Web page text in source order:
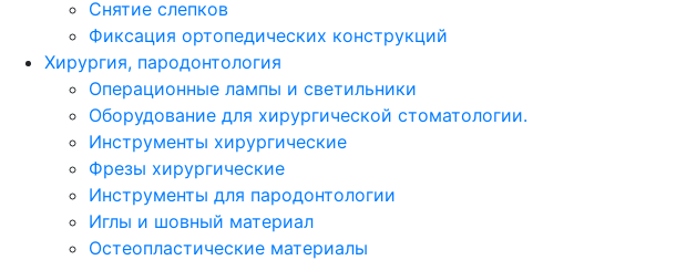
Снятие слепков
Фиксация ортопедических конструкций
Хирургия, пародонтология
Операционные лампы и светильники
Оборудование для хирургической стоматологии.
Инструменты хирургические
Фрезы хирургические
Инструменты для пародонтологии
Иглы и шовный материал
Остеопластические материалы